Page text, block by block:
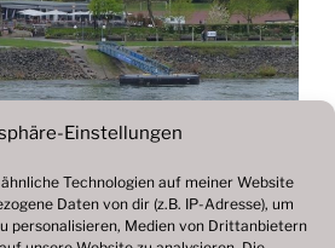
Einstellungen
Technologien auf meiner Website
Daten von dir (z.B. IP-Adresse), um
personalisieren, Medien von Drittanbietern